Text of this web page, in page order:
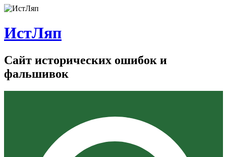
ИстЛяп
Сайт исторических ошибок и
фальшивок